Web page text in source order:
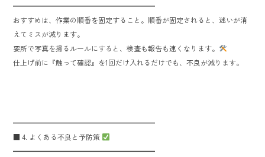
━━━━━━━━━━━━━━━━━━━━
おすすめは、作業の順番を固定すること。順番が固定されると、迷いが消
えてミスが減ります。
要所で写真を撮るルールにすると、検査も報告も速くなります。
仕上げ前に『触って確認』を1回だけ入れるだけでも、不良が減ります。
━━━━━━━━━━━━━━━━━━━━
■ 4. よくある不良と予防策
━━━━━━━━━━━━━━━━━━━━